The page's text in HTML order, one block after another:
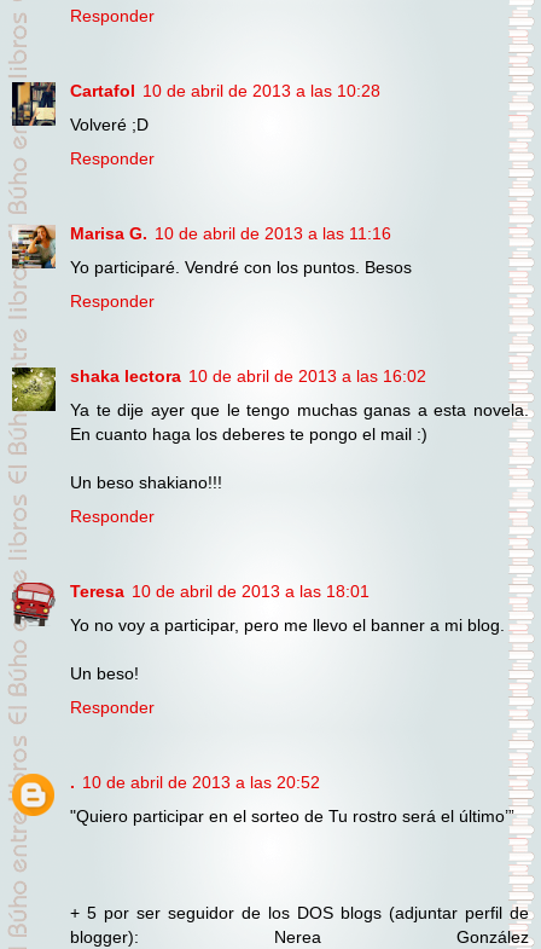
Responder
Cartafol 10 de abril de 2013 a las 10:28
Volveré ;D
Responder
Marisa G. 10 de abril de 2013 a las 11:16
Yo participaré. Vendré con los puntos. Besos
Responder
shaka lectora 10 de abril de 2013 a las 16:02
Ya te dije ayer que le tengo muchas ganas a esta novela.
En cuanto haga los deberes te pongo el mail :)
Un beso shakiano!!!
Responder
Teresa 10 de abril de 2013 a las 18:01
Yo no voy a participar, pero me llevo el banner a mi blog.
Un beso!
Responder
. 10 de abril de 2013 a las 20:52
"Quiero participar en el sorteo de Tu rostro será el último’”
+ 5 por ser seguidor de los DOS blogs (adjuntar perfil de
blogger): Nerea González